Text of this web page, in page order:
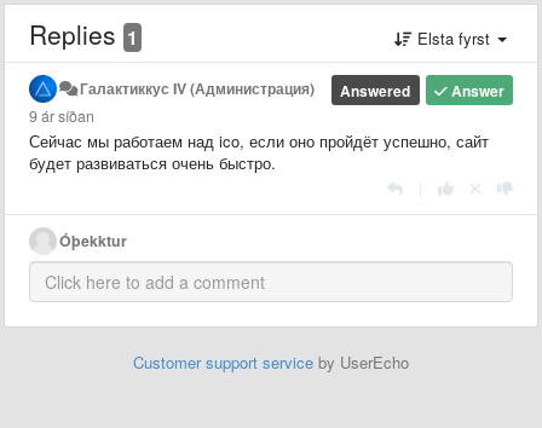
Replies 1 Elsta fyrst
Answer
Answered
Галактиккус IV (Администрация)
9 ár síðan
Сейчас мы работаем над ico, если оно пройдёт успешно, сайт
будет развиваться очень быстро.
Óþekktur
Customer support service by UserEcho